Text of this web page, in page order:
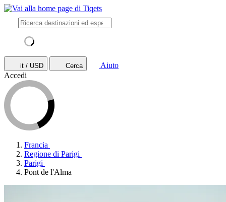
it / USD Cerca
Aiuto
Accedi
Francia
Regione di Parigi
Parigi
Pont de l'Alma